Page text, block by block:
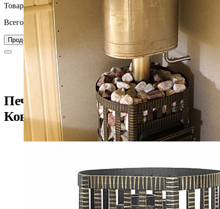
Товар добавлен в корзину
Всего товаров в вашей корзине – 0
Продолжить покупки Перейти в корзину
Главная Каталог
Печи для бани
Печь для бани Везувий Легенда Ковка 22 (270) б/в 2017
Печь для бани Везувий Легенда
Ковка 22 (270) б/в 2017